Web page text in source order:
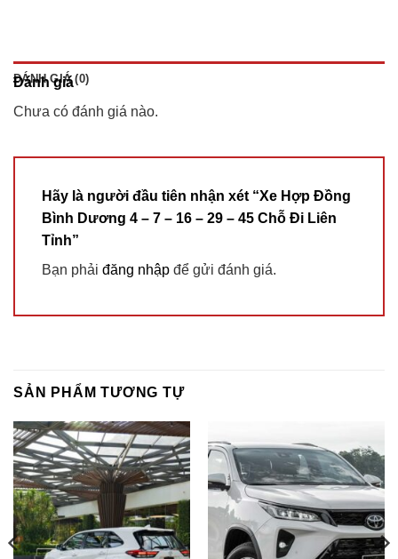
ĐÁNH GIÁ (0)
Đánh giá
Chưa có đánh giá nào.
Hãy là người đầu tiên nhận xét “Xe Hợp Đồng
Bình Dương 4 – 7 – 16 – 29 – 45 Chỗ Đi Liên
Tỉnh”
Bạn phải đăng nhập để gửi đánh giá.
SẢN PHẨM TƯƠNG TỰ